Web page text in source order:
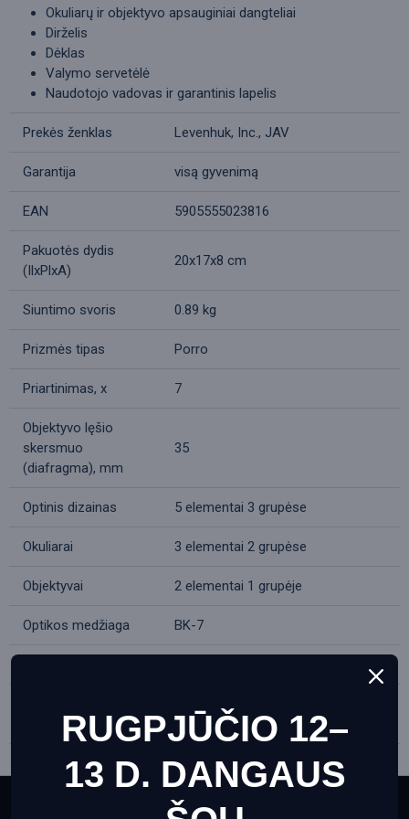
This website uses cookies to ensure you get the best
Okuliarų ir objektyvo apsauginiai dangteliai
Dirželis
Dėklas
Valymo servetėlė
Naudotojo vadovas ir garantinis lapelis
Prekės ženklas Levenhuk, Inc., JAV
Garantija visą gyvenimą
EAN 5905555023816
Pakuotės dydis
(IlxPlxA)
20x17x8 cm
Siuntimo svoris 0.89 kg
Prizmės tipas Porro
Priartinimas, x 7
Objektyvo lęšio
skersmuo
(diafragma), mm
35
Optinis dizainas 5 elementai 3 grupėse
Okuliarai 3 elementai 2 grupėse
Objektyvai 2 elementai 1 grupėje
Optikos medžiaga BK-7
5
Atstumas iki akies,
13
RUGPJŪČIO 12–
13 D. DANGAUS